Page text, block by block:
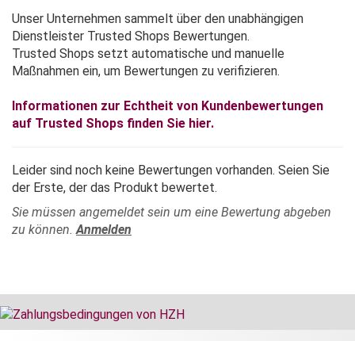
Unser Unternehmen sammelt über den unabhängigen
Dienstleister Trusted Shops Bewertungen.
Trusted Shops setzt automatische und manuelle
Maßnahmen ein, um Bewertungen zu verifizieren.
Informationen zur Echtheit von Kundenbewertungen
auf Trusted Shops finden Sie hier.
Leider sind noch keine Bewertungen vorhanden. Seien Sie
der Erste, der das Produkt bewertet.
Sie müssen angemeldet sein um eine Bewertung abgeben
zu können.Anmelden